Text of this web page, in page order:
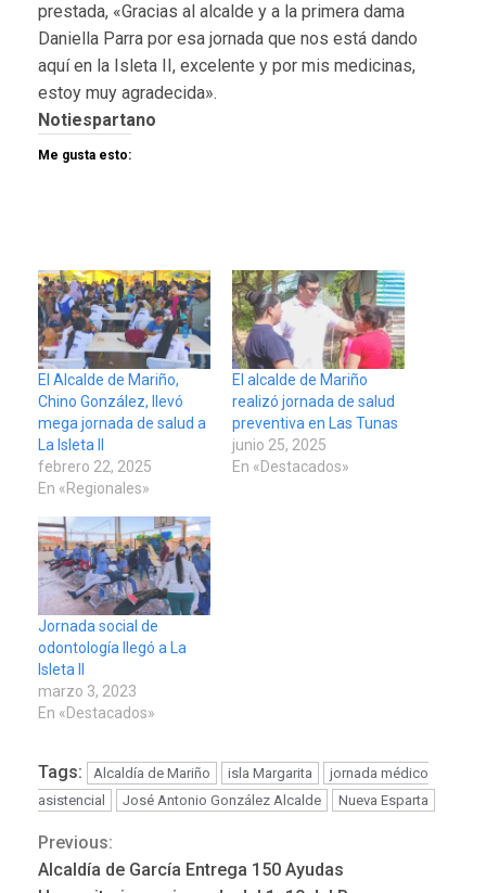
prestada, «Gracias al alcalde y a la primera dama
Daniella Parra por esa jornada que nos está dando
aquí en la Isleta II, excelente y por mis medicinas,
estoy muy agradecida».
Notiespartano
Me gusta esto:
El Alcalde de Mariño,
Chino González, llevó
mega jornada de salud a
La Isleta II
febrero 22, 2025
En «Regionales»
El alcalde de Mariño
realizó jornada de salud
preventiva en Las Tunas
junio 25, 2025
En «Destacados»
Jornada social de
odontología llegó a La
Isleta II
marzo 3, 2023
En «Destacados»
Tags: Alcaldía de Mariño isla Margarita
jornada médico
asistencial
José Antonio González Alcalde Nueva Esparta
Continue
Previous:
Alcaldía de García Entrega 150 Ayudas
REGIONALES ÚLTIMA HORA